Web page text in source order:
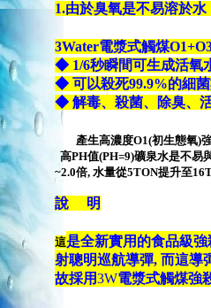
1.由於臭氧是不易溶於
3Water電漿式觸煤O1+O
◆ 1/6秒瞬間可生成活氧
◆ 可以殺死99.9%的細
◆ 解毒、殺菌、除臭、
產生高濃度O1(初生態氧)
高PH值(PH=9)礦泉水是不易
~2.0倍, 水量從5TON提升至
說 明
這是全新實用的食品級
射聰明巡航導彈, 而這導
故採用3W電漿式觸煤強